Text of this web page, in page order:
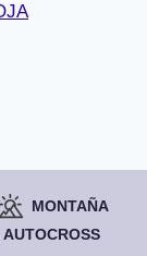
MONTAÑA
AUTOCROSS